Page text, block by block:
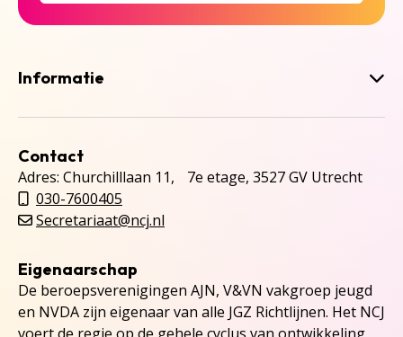
Informatie
Contact
Adres: Churchilllaan 11, 7e etage, 3527 GV Utrecht
030-7600405
Secretariaat@ncj.nl
Eigenaarschap
De beroepsverenigingen AJN, V&VN vakgroep jeugd
en NVDA zijn eigenaar van alle JGZ Richtlijnen. Het NCJ